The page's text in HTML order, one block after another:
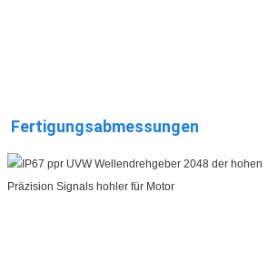
Fertigungsabmessungen